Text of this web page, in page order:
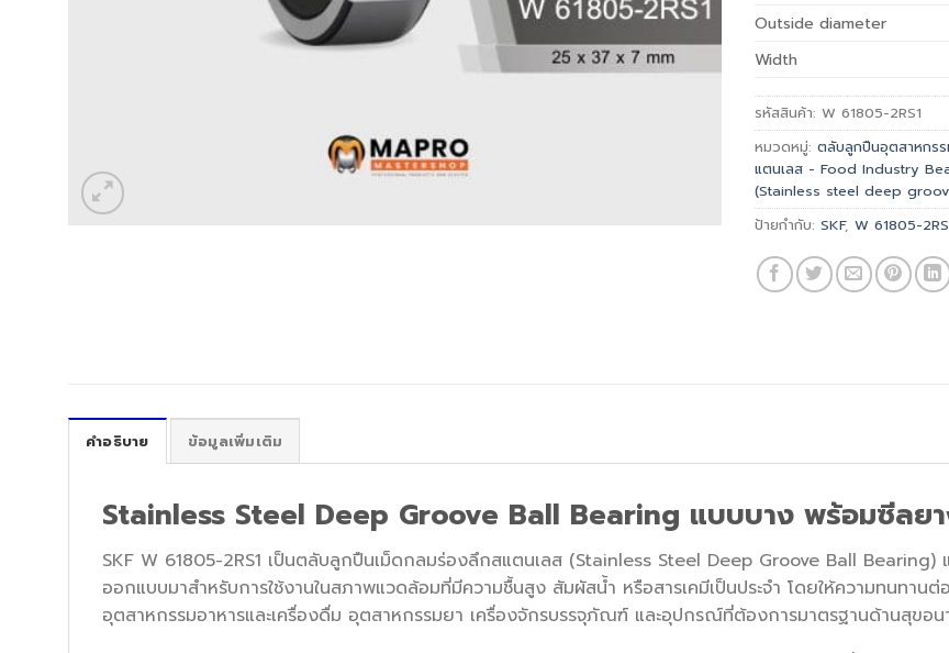
Outside diameter
Width
รหัสสินค้า: W 61805-2RS1
หมวดหมู่: ตลับลูกปืนอุตสาหกร
แตนเลส - Food Industry
(Stainless steel deep
ป้ายกำกับ: SKF, W 61805-
คำอธิบาย ข้อมูลเพิ่มเติม
Stainless Steel Deep Groove Ball Bearing แบบบาง พร้อมซีลย
SKF W 61805-2RS1 เป็นตลับลูกปืนเม็ดกลมร่องลึกสแตนเลส (Stainless Steel Deep Groove Ball
ออกแบบมาสำหรับการใช้งานในสภาพแวดล้อมที่มีความชื้นสูง สัมผัสน้ำ หรือสารเคมีเป็นประจำ โดยให้ความทนทาน
อุตสาหกรรมอาหารและเครื่องดื่ม อุตสาหกรรมยา เครื่องจักรบรรจุภัณฑ์ และอุปกรณ์ที่ต้องการมาตรฐานด้านสุขอ